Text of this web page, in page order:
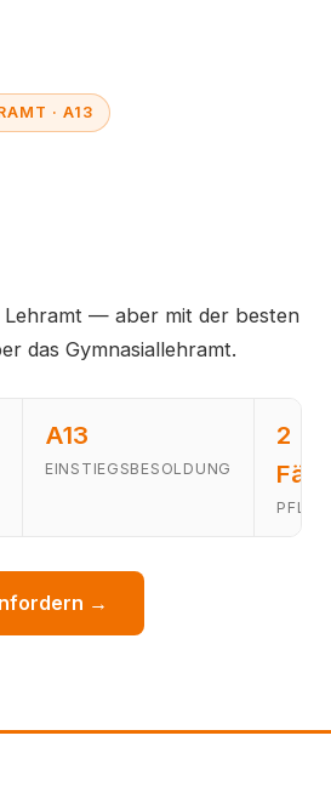
· A13
Lehramt — aber mit der besten
das Gymnasiallehramt.
A13
EINSTIEGSBESOLDUNG
2
→